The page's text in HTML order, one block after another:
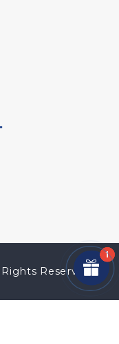
Reserved.